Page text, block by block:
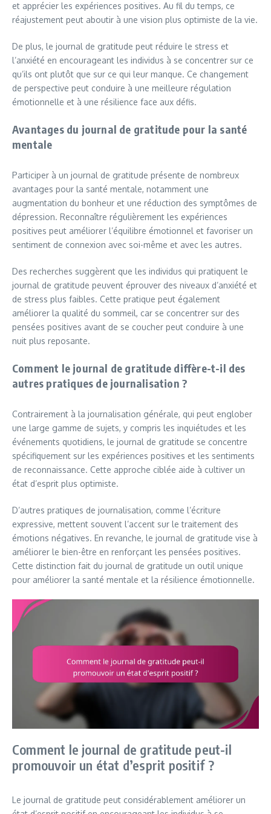
et apprécier les expériences positives. Au fil du temps, ce
réajustement peut aboutir à une vision plus optimiste de la vie.
De plus, le journal de gratitude peut réduire le stress et
l’anxiété en encourageant les individus à se concentrer sur ce
qu’ils ont plutôt que sur ce qui leur manque. Ce changement
de perspective peut conduire à une meilleure régulation
émotionnelle et à une résilience face aux défis.
Avantages du journal de gratitude pour la santé
mentale
Participer à un journal de gratitude présente de nombreux
avantages pour la santé mentale, notamment une
augmentation du bonheur et une réduction des symptômes de
dépression. Reconnaître régulièrement les expériences
positives peut améliorer l’équilibre émotionnel et favoriser un
sentiment de connexion avec soi-même et avec les autres.
Des recherches suggèrent que les individus qui pratiquent le
journal de gratitude peuvent éprouver des niveaux d’anxiété et
de stress plus faibles. Cette pratique peut également
améliorer la qualité du sommeil, car se concentrer sur des
pensées positives avant de se coucher peut conduire à une
nuit plus reposante.
Comment le journal de gratitude diffère-t-il des
autres pratiques de journalisation ?
Contrairement à la journalisation générale, qui peut englober
une large gamme de sujets, y compris les inquiétudes et les
événements quotidiens, le journal de gratitude se concentre
spécifiquement sur les expériences positives et les sentiments
de reconnaissance. Cette approche ciblée aide à cultiver un
état d’esprit plus optimiste.
D’autres pratiques de journalisation, comme l’écriture
expressive, mettent souvent l’accent sur le traitement des
émotions négatives. En revanche, le journal de gratitude vise à
améliorer le bien-être en renforçant les pensées positives.
Cette distinction fait du journal de gratitude un outil unique
pour améliorer la santé mentale et la résilience émotionnelle.
Comment le journal de gratitude peut-il
promouvoir un état d’esprit positif ?
Le journal de gratitude peut considérablement améliorer un